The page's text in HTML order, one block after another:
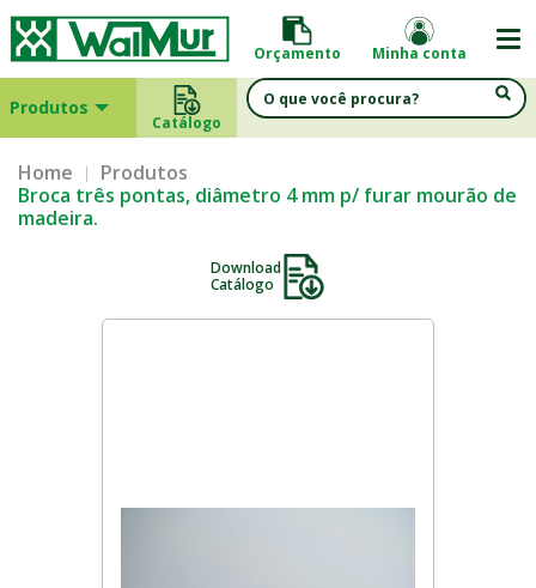
Orçamento Minha conta
Produtos
Catálogo
Home
Produtos
Broca três pontas, diâmetro 4 mm p/ furar mourão de
madeira.
Download
Catálogo